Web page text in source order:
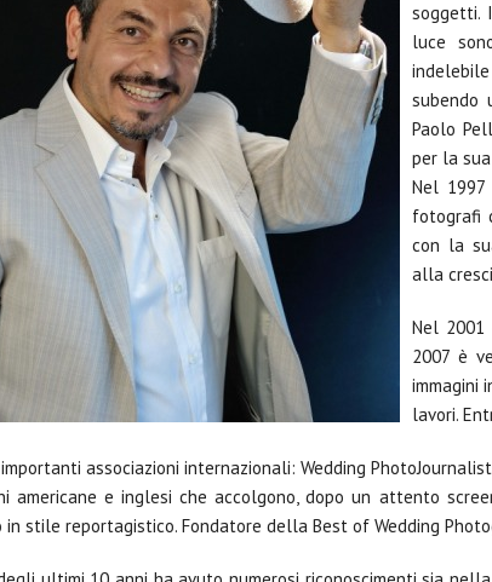
soggetti.
luce
subendo
Paolo
per la
Nel
fotografi
con la
alla
Nel 2001
2007 è
immagini
lavori.
associazioni internazionali: Wedding
americane e inglesi che accolgono, dopo un attento
in stile reportagistico. Fondatore della Best of Wedding